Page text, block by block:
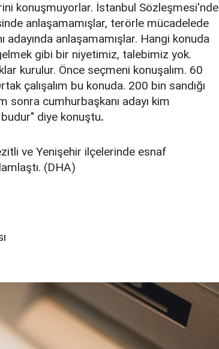
konuşmuyorlar. İstanbul Sözleşmesi'nde
anlaşamamışlar, terörle mücadelede
adayında anlaşamamışlar. Hangi konuda
gibi bir niyetimiz, talebimiz yok.
kurulur. Önce seçmeni konuşalım. 60
çalışalım bu konuda. 200 bin sandığı
sonra cumhurbaşkanı adayı kim
diye konuştu.
ve Yenişehir ilçelerinde esnaf
(DHA)